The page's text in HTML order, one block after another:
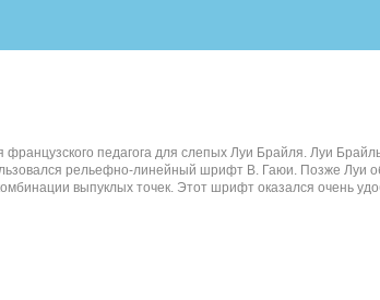
педагога для слепых Луи Брайля. Луи
рельефно-линейный шрифт В. Гаюи. Позже
выпуклых точек. Этот шрифт оказался очень